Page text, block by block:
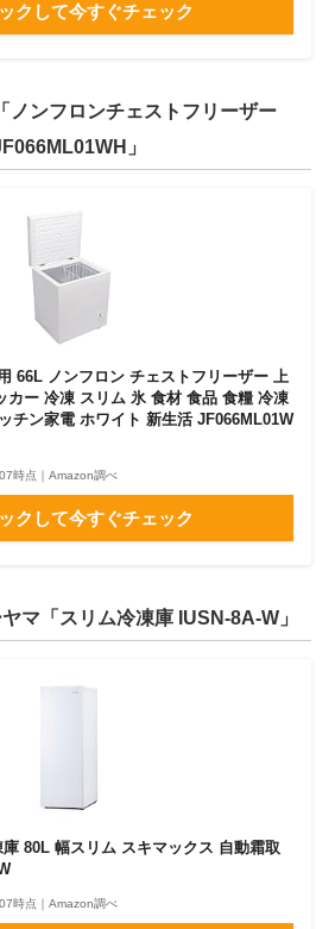
クして今すぐチェック
ノンフロンチェストフリーザー
」
66L ノンフロン チェストフリーザー 上
カー 冷凍 スリム 氷 食材 食品 食糧 冷凍
チン家電 ホワイト 新生活 JF066ML01W
時点｜Amazon調べ
クして今すぐチェック
マ「スリム冷凍庫 IUSN-8A-W」
80L 幅スリム スキマックス 自動霜取
時点｜Amazon調べ